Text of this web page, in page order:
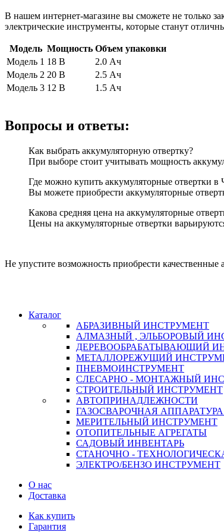
В нашем интернет-магазине вы сможете не только
электрические инструменты, которые станут
Модель Мощность Объем упаковки
Модель 1 18 В
2.0 Ач
Модель 2 20 В
2.5 Ач
Модель 3 12 В 1.5 Ач
Вопросы и ответы:
Как выбрать аккумуляторную отвертку?
При выборе стоит учитывать мощность
Где можно купить аккумуляторные отвертки в
Вы можете приобрести аккумуляторные
Какова средняя цена на аккумуляторные
Цены на аккумуляторные отвертки
Не упустите возможность приобрести
Каталог
АБРАЗИВНЫЙ ИНСТРУМЕНТ
АЛМАЗНЫЙ , ЭЛЬБОРОВЫЙ
ДЕРЕВООБРАБАТЫВАЮЩИЙ
МЕТАЛЛОРЕЖУЩИЙ
ПНЕВМОИНСТРУМЕНТ
СЛЕСАРНО - МОНТАЖНЫЙ
СТРОИТЕЛЬНЫЙ ИНСТРУМЕНТ
АВТОПРИНАДЛЕЖНОСТИ
ГАЗОСВАРОЧНАЯ
МЕРИТЕЛЬНЫЙ ИНСТРУМЕНТ
ОТОПИТЕЛЬНЫЕ АГРЕГАТЫ
САДОВЫЙ ИНВЕНТАРЬ
СТАНОЧНО -
ЭЛЕКТРО/БЕНЗО ИНСТРУМЕНТ
О нас
Доставка
Как купить
Гарантия